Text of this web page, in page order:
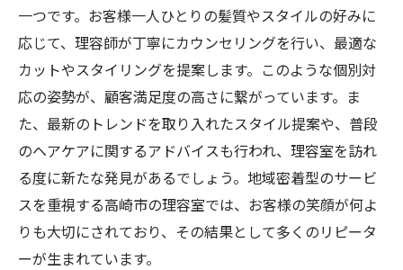
一つです。お客様一人ひとりの髪質やスタイルの好みに
応じて、理容師が丁寧にカウンセリングを行い、最適な
カットやスタイリングを提案します。このような個別対
応の姿勢が、顧客満足度の高さに繋がっています。ま
た、最新のトレンドを取り入れたスタイル提案や、普段
のヘアケアに関するアドバイスも行われ、理容室を訪れ
る度に新たな発見があるでしょう。地域密着型のサービ
スを重視する高崎市の理容室では、お客様の笑顔が何よ
りも大切にされており、その結果として多くのリピータ
ーが生まれています。